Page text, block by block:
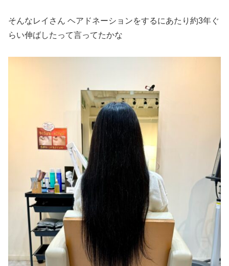
そんなレイさん ヘアドネーションをするにあたり約3年ぐ
らい伸ばしたって言ってたかな